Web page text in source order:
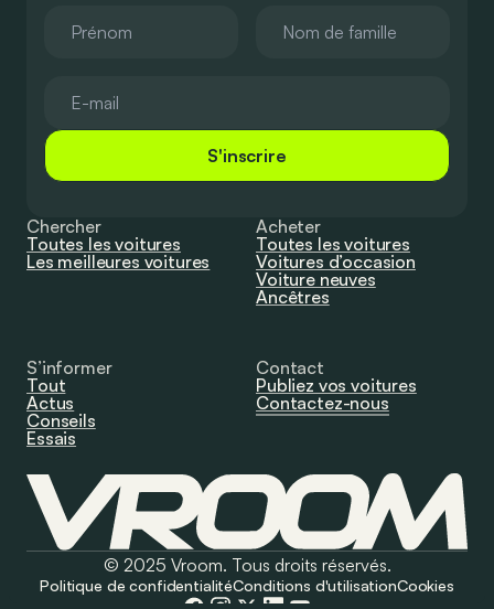
S'inscrire
Chercher
Toutes les voitures
Les meilleures voitures
Acheter
Toutes les voitures
Voitures d’occasion
Voiture neuves
Ancêtres
S’informer
Tout
Actus
Conseils
Essais
Contact
Publiez vos voitures
Contactez-nous
© 2025 Vroom. Tous droits réservés.
Politique de confidentialitéConditions d'utilisationCookies